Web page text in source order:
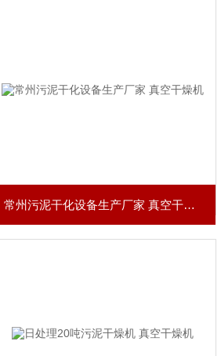
常州污泥干化设备生产厂家 真空干燥机